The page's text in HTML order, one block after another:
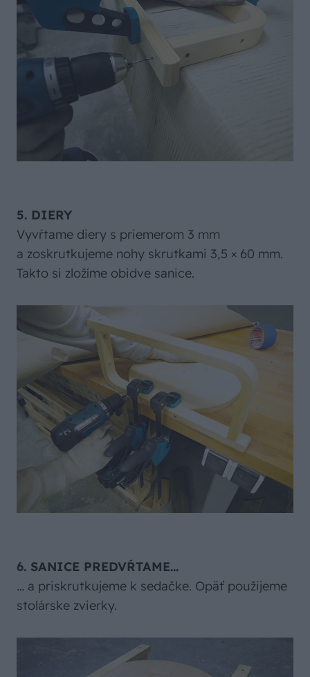
5. DIERY
Vyvŕtame diery s priemerom 3 mm
a zoskrutkujeme nohy skrutkami 3,5 × 60 mm.
Takto si zložíme obidve sanice.
6. SANICE PREDVŔTAME…
… a priskrutkujeme k sedačke. Opäť použijeme
stolárske zvierky.